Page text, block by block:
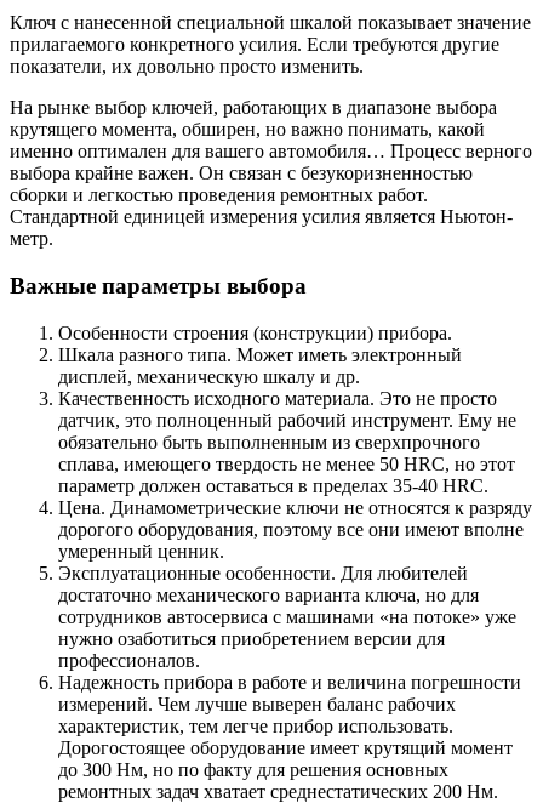
Ключ с нанесенной специальной шкалой показывает значение
прилагаемого конкретного усилия. Если требуются другие
показатели, их довольно просто изменить.
На рынке выбор ключей, работающих в диапазоне выбора
крутящего момента, обширен, но важно понимать, какой
именно оптимален для вашего автомобиля… Процесс верного
выбора крайне важен. Он связан с безукоризненностью
сборки и легкостью проведения ремонтных работ.
Стандартной единицей измерения усилия является Ньютон-
метр.
Важные параметры выбора
Особенности строения (конструкции) прибора.
Шкала разного типа. Может иметь электронный
дисплей, механическую шкалу и др.
Качественность исходного материала. Это не просто
датчик, это полноценный рабочий инструмент. Ему не
обязательно быть выполненным из сверхпрочного
сплава, имеющего твердость не менее 50 HRC, но этот
параметр должен оставаться в пределах 35-40 HRC.
Цена. Динамометрические ключи не относятся к разряду
дорогого оборудования, поэтому все они имеют вполне
умеренный ценник.
Эксплуатационные особенности. Для любителей
достаточно механического варианта ключа, но для
сотрудников автосервиса с машинами «на потоке» уже
нужно озаботиться приобретением версии для
профессионалов.
Надежность прибора в работе и величина погрешности
измерений. Чем лучше выверен баланс рабочих
характеристик, тем легче прибор использовать.
Дорогостоящее оборудование имеет крутящий момент
до 300 Hм, но по факту для решения основных
ремонтных задач хватает среднестатических 200 Нм.